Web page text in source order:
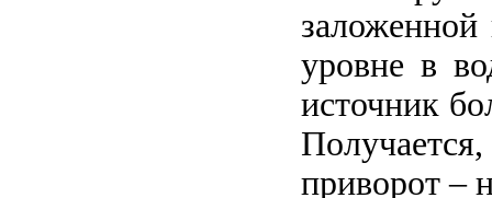
уровне в
источник
приворот –